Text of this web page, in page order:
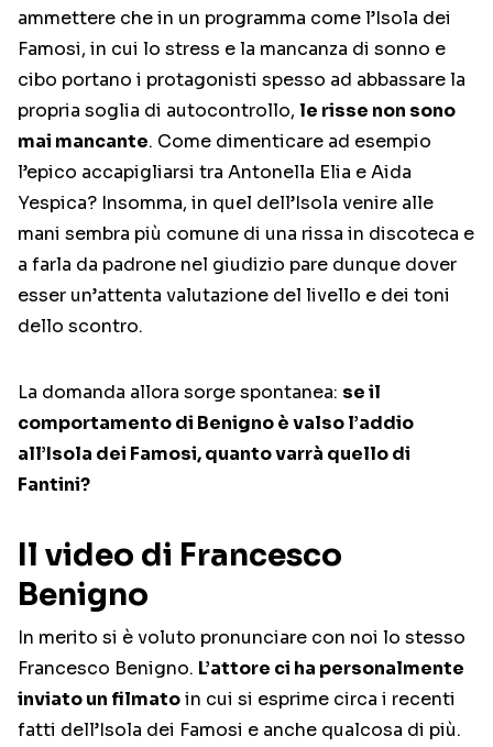
ammettere che in un programma come l’Isola dei
Famosi, in cui lo stress e la mancanza di sonno e
cibo portano i protagonisti spesso ad abbassare la
propria soglia di autocontrollo, le risse non sono
mai mancante. Come dimenticare ad esempio
l’epico accapigliarsi tra Antonella Elia e Aida
Yespica? Insomma, in quel dell’Isola venire alle
mani sembra più comune di una rissa in discoteca e
a farla da padrone nel giudizio pare dunque dover
esser un’attenta valutazione del livello e dei toni
dello scontro.
La domanda allora sorge spontanea: se il
comportamento di Benigno è valso l’addio
all’Isola dei Famosi, quanto varrà quello di
Fantini?
Il video di Francesco
Benigno
In merito si è voluto pronunciare con noi lo stesso
Francesco Benigno. L’attore ci ha personalmente
inviato un filmatoin cui si esprime circa i recenti
fatti dell’Isola dei Famosi e anche qualcosa di più.